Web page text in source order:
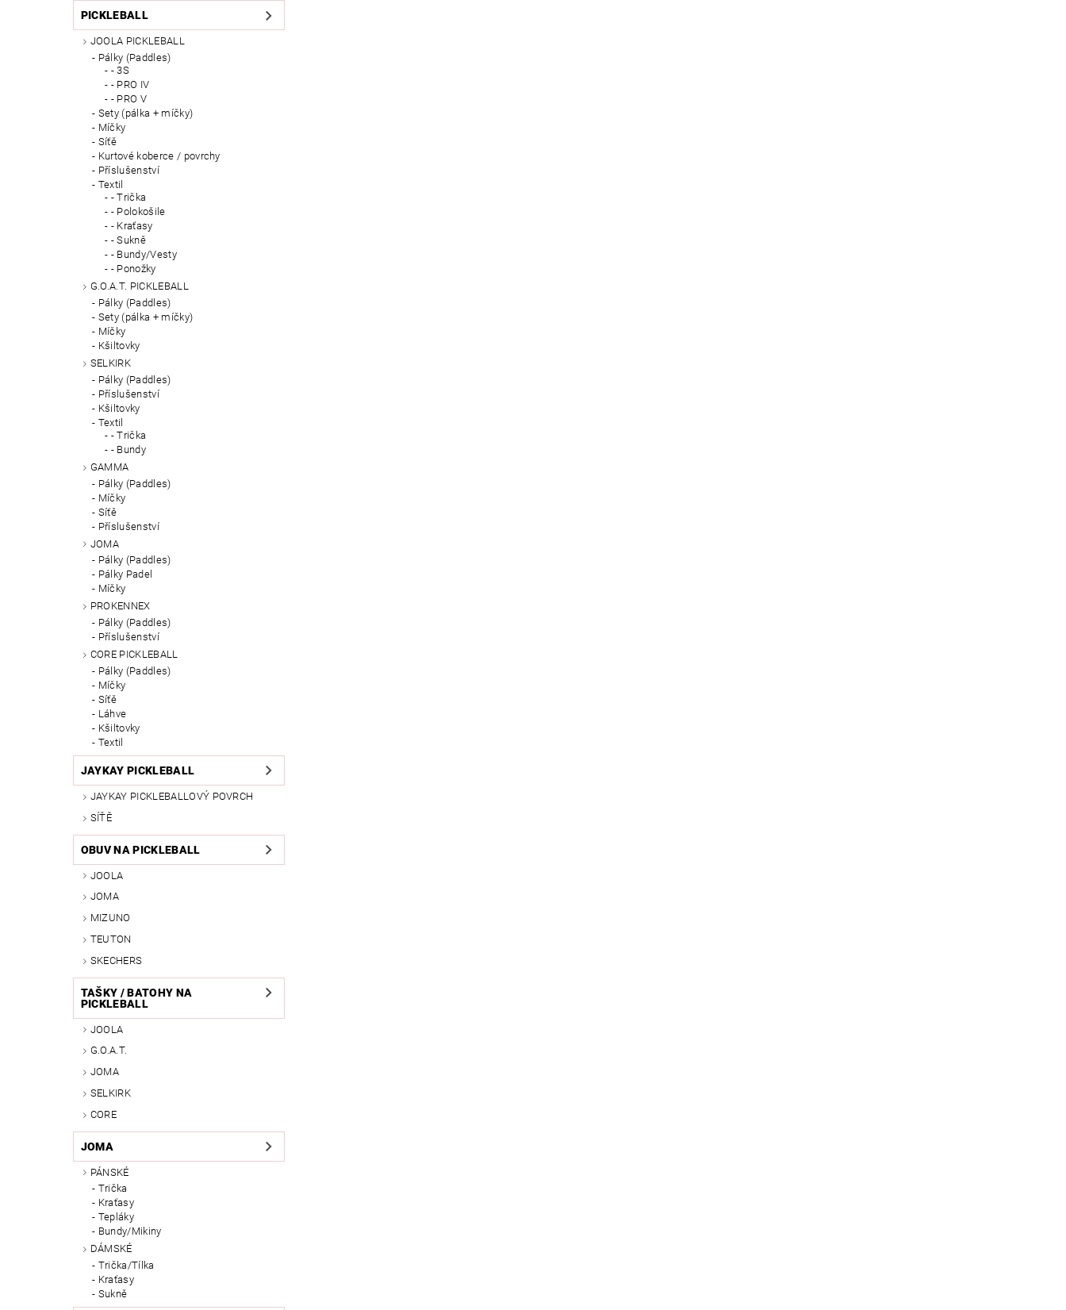
PICKLEBALL
JOOLA PICKLEBALL
Pálky (Paddles)
- 3S
- PRO IV
- PRO V
Sety (pálka + míčky)
Míčky
Síťě
Kurtové koberce / povrchy
Příslušenství
Textil
- Trička
- Polokošile
- Kraťasy
- Sukně
- Bundy/Vesty
- Ponožky
G.O.A.T. PICKLEBALL
Pálky (Paddles)
Sety (pálka + míčky)
Míčky
Kšiltovky
SELKIRK
Pálky (Paddles)
Příslušenství
Kšiltovky
Textil
- Trička
- Bundy
GAMMA
Pálky (Paddles)
Míčky
Síťě
Příslušenství
JOMA
Pálky (Paddles)
Pálky Padel
Míčky
PROKENNEX
Pálky (Paddles)
Příslušenství
CORE PICKLEBALL
Pálky (Paddles)
Míčky
Síťě
Láhve
Kšiltovky
Textil
JAYKAY PICKLEBALL
JAYKAY PICKLEBALLOVÝ POVRCH
SÍŤĚ
OBUV NA PICKLEBALL
JOOLA
JOMA
MIZUNO
TEUTON
SKECHERS
TAŠKY / BATOHY NA
PICKLEBALL
JOOLA
G.O.A.T.
JOMA
SELKIRK
CORE
JOMA
PÁNSKÉ
Trička
Kraťasy
Tepláky
Bundy/Mikiny
DÁMSKÉ
Trička/Tílka
Kraťasy
Sukně